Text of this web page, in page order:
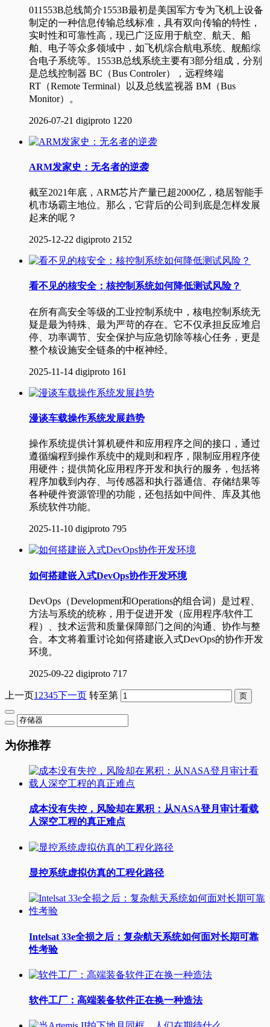
011553B总线简介1553B最初是美国军方专为飞机上设备
制定的一种信息传输总线标准，具有双向传输的特性，
实时性和可靠性高，现已广泛应用于航空、航天、船
舶、电子等众多领域中，如飞机综合航电系统、舰船综
合电子系统等。1553B总线系统主要有3部分组成，分别
是总线控制器 BC（Bus Controler），远程终端
RT（Remote Terminal）以及总线监视器 BM（Bus
Monitor）。
2026-07-21 digiproto 1220
ARM发家史：无名者的逆袭
截至2021年底，ARM芯片产量已超2000亿，稳居智能手
机市场霸主地位。那么，它背后的公司到底是怎样发展
起来的呢？
2025-12-22 digiproto 2152
看不见的核安全：核控制系统如何降低测试风险？
在所有高安全等级的工业控制系统中，核电控制系统无
疑是最为特殊、最为严苛的存在。它不仅承担反应堆启
停、功率调节、安全保护与应急切除等核心任务，更是
整个核设施安全链条的中枢神经。
2025-11-14 digiproto 161
漫谈车载操作系统发展趋势
操作系统提供计算机硬件和应用程序之间的接口，通过
遵循编程到操作系统中的规则和程序，限制应用程序使
用硬件；提供简化应用程序开发和执行的服务，包括将
程序加载到内存、与传感器和执行器通信、存储结果等
各种硬件资源管理的功能，还包括如中间件、库及其他
系统软件功能。
2025-11-10 digiproto 795
如何搭建嵌入式DevOps协作开发环境
DevOps（Development和Operations的组合词）是过程、
方法与系统的统称，用于促进开发（应用程序/软件工
程）、技术运营和质量保障部门之间的沟通、协作与整
合。本文将着重讨论如何搭建嵌入式DevOps的协作开发
环境。
2025-09-22 digiproto 717
上一页1 2345下一页 转至第
为你推荐
成本没有失控，风险却在累积：从NASA登月审计看载
人深空工程的真正难点
显控系统虚拟仿真的工程化路径
Intelsat 33e全损之后：复杂航天系统如何面对长期可靠
性考验
软件工厂：高端装备软件正在换一种造法